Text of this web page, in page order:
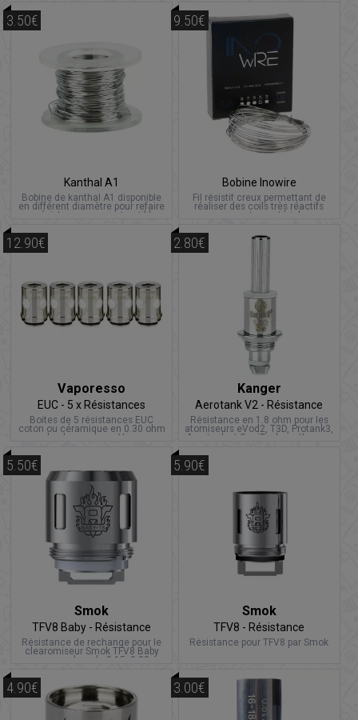
Kanthal A1
Bobine de kanthal A1 disponible
en différent diamètre pour refaire
vos résistances reconstructibles.
3.50€
Bobine Inowire
Fil résistif creux permettant de
réaliser des coils très réactifs
pour votre matériel
9.50€
Vaporesso
EUC - 5 x Résistances
Boites de 5 résistances EUC
coton ou céramique en 0.30 ohm
pour le clearomiseur Veco par
12.90€
Kanger
Aerotank V2 - Résistance
Résistance en 1.8 ohm pour les
atomiseurs eVod2, T3D, Protank3,
Aerotank et GeniTank par Kanger.
2.80€
Smok
TFV8 Baby - Résistance
Résistance de rechange pour le
clearomiseur Smok TFV8 Baby
avec une valeur de 0.15, 0.20 ou
5.50€
Smok
TFV8 - Résistance
Résistance pour TFV8 par Smok
5.90€
4.90€ 3.00€